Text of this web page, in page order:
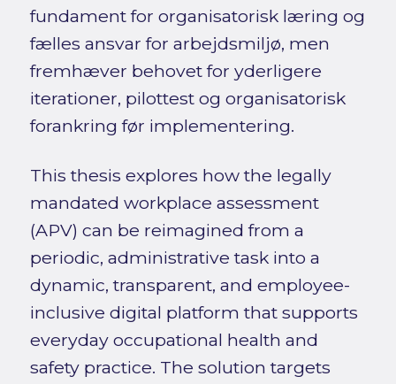
fundament for organisatorisk læring og
fælles ansvar for arbejdsmiljø, men
fremhæver behovet for yderligere
iterationer, pilottest og organisatorisk
forankring før implementering.
This thesis explores how the legally
mandated workplace assessment
(APV) can be reimagined from a
periodic, administrative task into a
dynamic, transparent, and employee-
inclusive digital platform that supports
everyday occupational health and
safety practice. The solution targets